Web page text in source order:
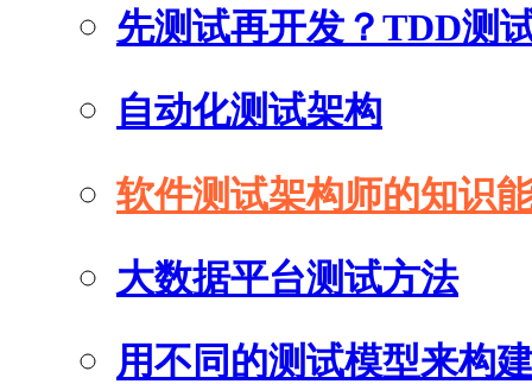
先测试再开发？TDD测
自动化测试架构
软件测试架构师的知识
大数据平台测试方法
用不同的测试模型来构